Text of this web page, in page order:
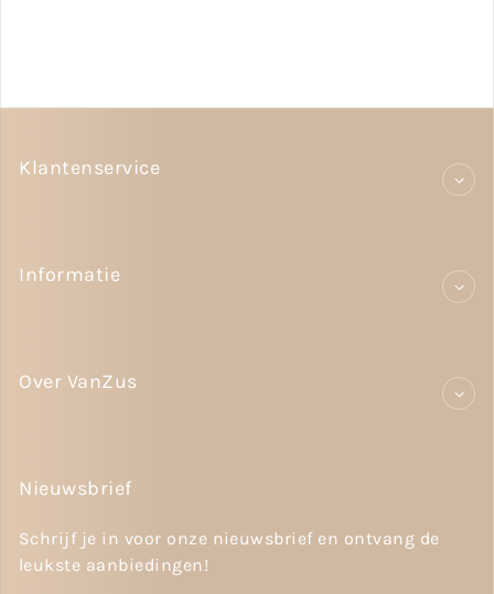
Klantenservice
Informatie
Over VanZus
Nieuwsbrief
Schrijf je in voor onze nieuwsbrief en ontvang de
leukste aanbiedingen!